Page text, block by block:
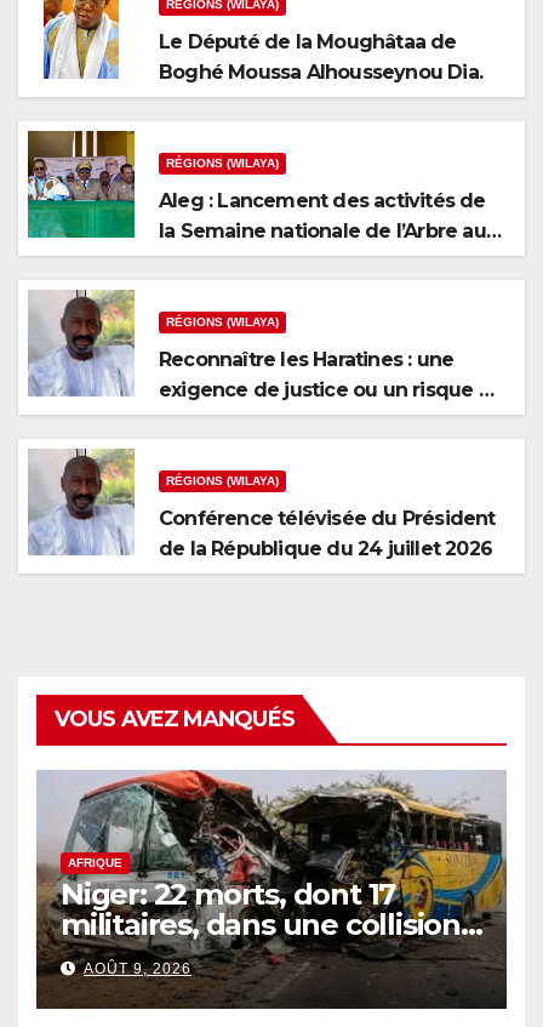
RÉGIONS (WILAYA)
Le Député de la Moughâtaa de
Boghé Moussa Alhousseynou Dia.
RÉGIONS (WILAYA)
Aleg : Lancement des activités de
la Semaine nationale de l’Arbre au
niveau de la wilaya du Brakna
RÉGIONS (WILAYA)
Reconnaître les Haratines : une
exigence de justice ou un risque de
fragmentation nationale ?
RÉGIONS (WILAYA)
Conférence télévisée du Président
de la République du 24 juillet 2026
VOUS AVEZ MANQUÉS
AFRIQUE
Niger: 22 morts, dont 17
militaires, dans une collision
de 2 bus
AOÛT 9, 2026